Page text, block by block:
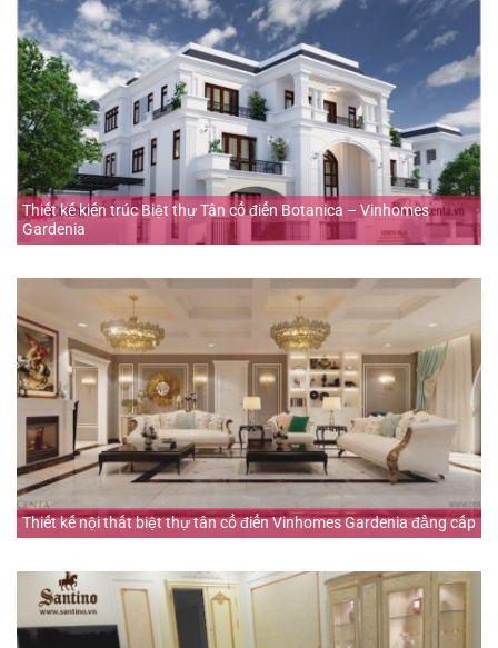
Thiết kế kiến trúc Biệt thự Tân cổ điển Botanica – Vinhomes
Gardenia
Thiết kế nội thất biệt thự tân cổ điển Vinhomes Gardenia đẳng cấp